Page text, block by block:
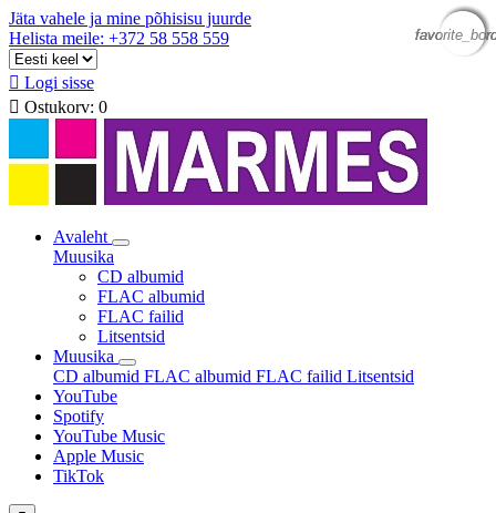
Jäta vahele ja mine põhisisu juurde
Helista meile: +372 58 558 559
 Logi sisse
 Ostukorv: 0
Avaleht
Muusika
CD albumid
FLAC albumid
FLAC failid
Litsentsid
Muusika
CD albumid FLAC albumid FLAC failid Litsentsid
YouTube
Spotify
YouTube Music
Apple Music
TikTok